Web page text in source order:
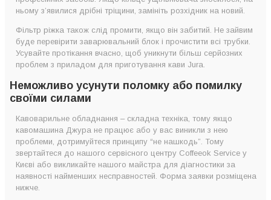
ньому з’явилися дрібні тріщини, замініть розхідник на новий.
Фільтр ріжка також слід промити, якщо він забитий. Не зайвим
буде перевірити заварювальний блок і прочистити всі трубки.
Усувайте протікання вчасно, щоб уникнути більш серйозних
проблем з приладом для приготування кави Jura.
Неможливо усунути поломку або помилку
своїми силами
Кавоварильне обладнання – складна техніка, тому якщо
кавомашина Джура не працює або у вас виникли з нею
проблеми, дотримуйтеся принципу “не нашкодь”. Тому
звертайтеся до нашого сервісного центру Coffeeok Service у
Києві або викликайте нашого майстра для діагностики за
наявності найменших несправностей. Форма заявки розміщена
нижче.